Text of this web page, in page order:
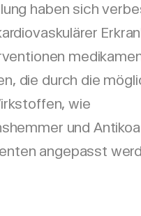
haben sich
die durch die
wie
und
angepasst